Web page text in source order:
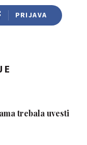
PRIJAVA
trebala uvesti